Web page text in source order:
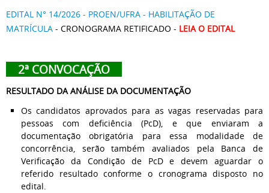
EDITAL N° 14/2026 - PROEN/UFRA - HABILITAÇÃO DE
MATRÍCULA - CRONOGRAMA RETIFICADO - LEIA O EDITAL
2ª CONVOCAÇÃO
RESULTADO DA ANÁLISE DA DOCUMENTAÇÃO
Os candidatos aprovados para as vagas reservadas para
pessoas com deficiência (PcD), e que enviaram a
documentação obrigatória para essa modalidade de
concorrência, serão também avaliados pela Banca de
Verificação da Condição de PcD e devem aguardar o
referido resultado conforme o cronograma disposto no
edital.